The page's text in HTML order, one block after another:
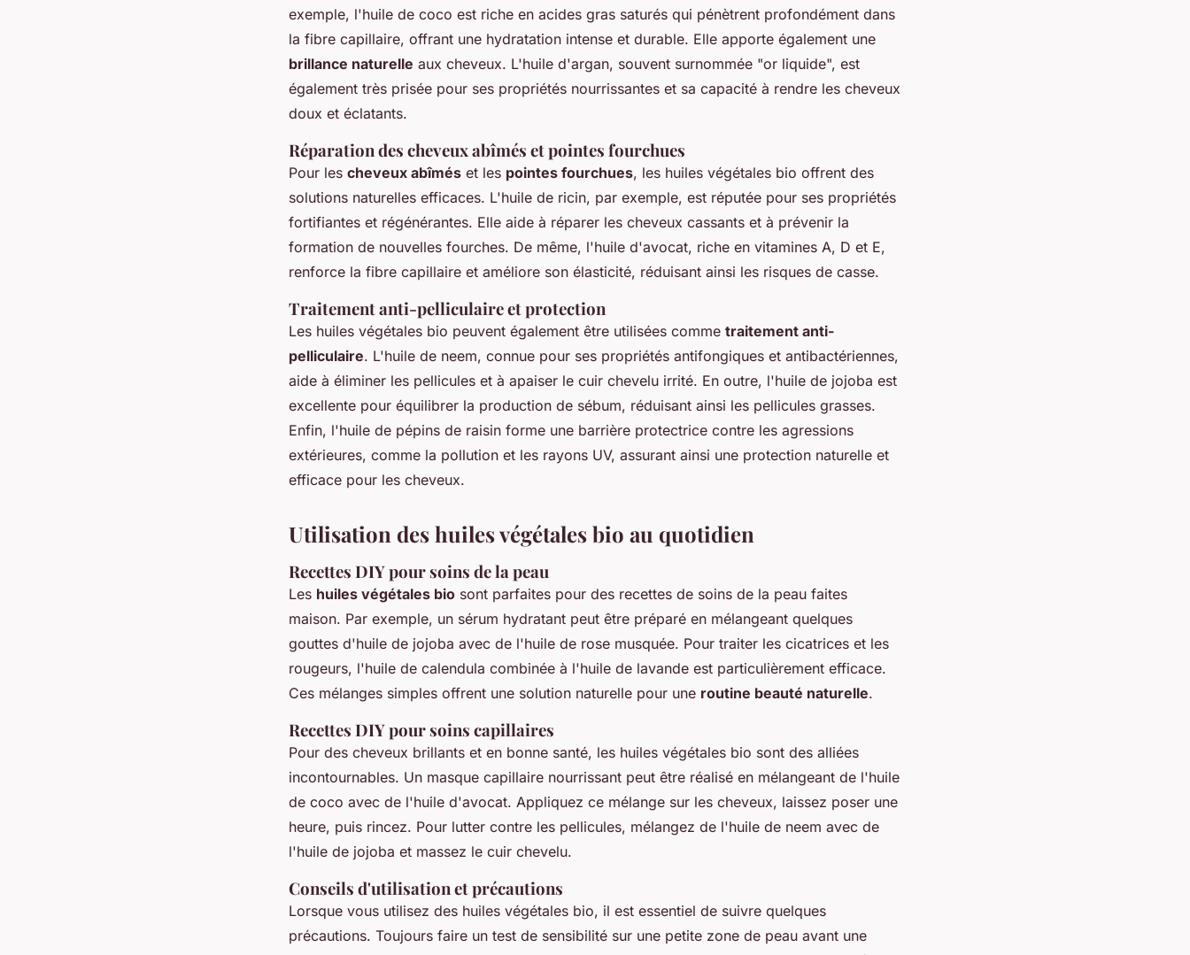
exemple, l'huile de coco est riche en acides gras saturés qui pénètrent profondément dans
la fibre capillaire, offrant une hydratation intense et durable. Elle apporte également une
brillance naturelle aux cheveux. L'huile d'argan, souvent surnommée "or liquide", est
également très prisée pour ses propriétés nourrissantes et sa capacité à rendre les cheveux
doux et éclatants.
Réparation des cheveux abîmés et pointes fourchues
Pour les cheveux abîmés et les pointes fourchues, les huiles végétales bio offrent des
solutions naturelles efficaces. L'huile de ricin, par exemple, est réputée pour ses propriétés
fortifiantes et régénérantes. Elle aide à réparer les cheveux cassants et à prévenir la
formation de nouvelles fourches. De même, l'huile d'avocat, riche en vitamines A, D et E,
renforce la fibre capillaire et améliore son élasticité, réduisant ainsi les risques de casse.
Traitement anti-pelliculaire et protection
Les huiles végétales bio peuvent également être utilisées comme traitement anti-
pelliculaire. L'huile de neem, connue pour ses propriétés antifongiques et antibactériennes,
aide à éliminer les pellicules et à apaiser le cuir chevelu irrité. En outre, l'huile de jojoba est
excellente pour équilibrer la production de sébum, réduisant ainsi les pellicules grasses.
Enfin, l'huile de pépins de raisin forme une barrière protectrice contre les agressions
extérieures, comme la pollution et les rayons UV, assurant ainsi une protection naturelle et
efficace pour les cheveux.
Utilisation des huiles végétales bio au quotidien
Recettes DIY pour soins de la peau
Les huiles végétales bio sont parfaites pour des recettes de soins de la peau faites
maison. Par exemple, un sérum hydratant peut être préparé en mélangeant quelques
gouttes d'huile de jojoba avec de l'huile de rose musquée. Pour traiter les cicatrices et les
rougeurs, l'huile de calendula combinée à l'huile de lavande est particulièrement efficace.
Ces mélanges simples offrent une solution naturelle pour une routine beauté naturelle.
Recettes DIY pour soins capillaires
Pour des cheveux brillants et en bonne santé, les huiles végétales bio sont des alliées
incontournables. Un masque capillaire nourrissant peut être réalisé en mélangeant de l'huile
de coco avec de l'huile d'avocat. Appliquez ce mélange sur les cheveux, laissez poser une
heure, puis rincez. Pour lutter contre les pellicules, mélangez de l'huile de neem avec de
l'huile de jojoba et massez le cuir chevelu.
Conseils d'utilisation et précautions
Lorsque vous utilisez des huiles végétales bio, il est essentiel de suivre quelques
précautions. Toujours faire un test de sensibilité sur une petite zone de peau avant une